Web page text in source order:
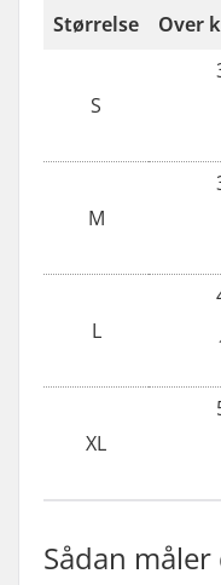
Størrelse Over
S
M
L
XL
Sådan måler